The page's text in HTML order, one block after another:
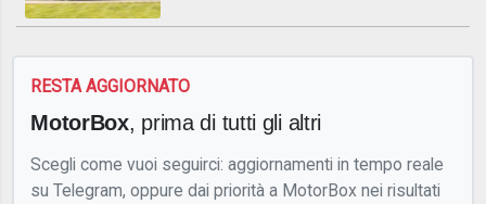
RESTA AGGIORNATO
MotorBox, prima di tutti gli altri
Scegli come vuoi seguirci: aggiornamenti in tempo reale
su Telegram, oppure dai priorità a MotorBox nei risultati